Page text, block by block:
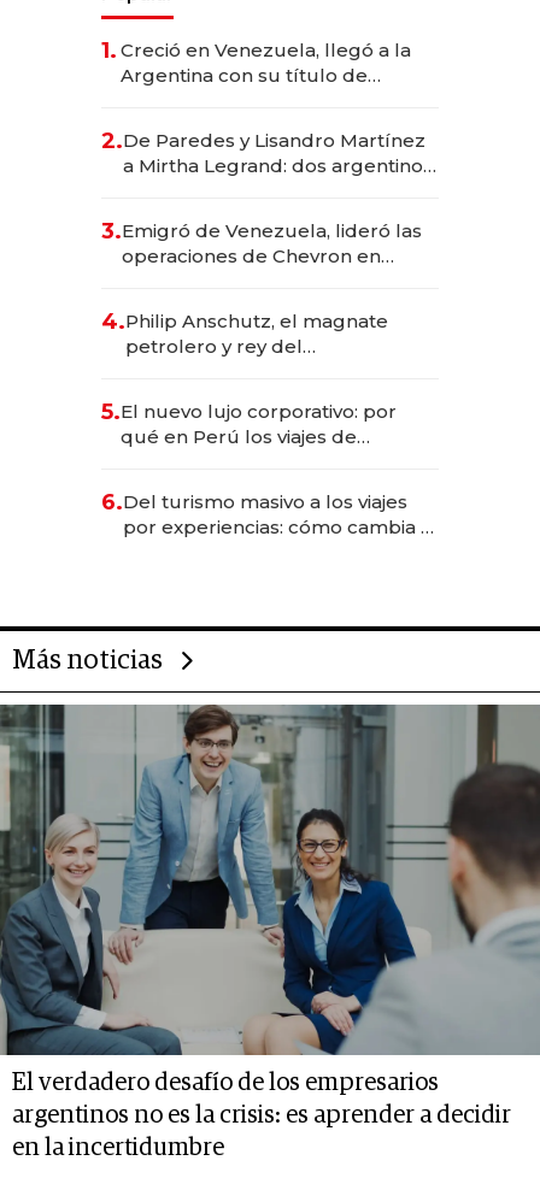
1. Creció en Venezuela, llegó a la
Argentina con su título de
las marcas "fast premium"
2.De Paredes y Lisandro Martínez
a Mirtha Legrand: dos argentinos
3.Emigró de Venezuela, lideró las
operaciones de Chevron en
4.Philip Anschutz, el magnate
petrolero y rey del
Fénix
5.El nuevo lujo corporativo: por
qué en Perú los viajes de
transformadoras
6.Del turismo masivo a los viajes
por experiencias: cómo cambia el
Más noticias
El verdadero desafío de los empresarios
argentinos no es la crisis: es aprender a decidir
en la incertidumbre